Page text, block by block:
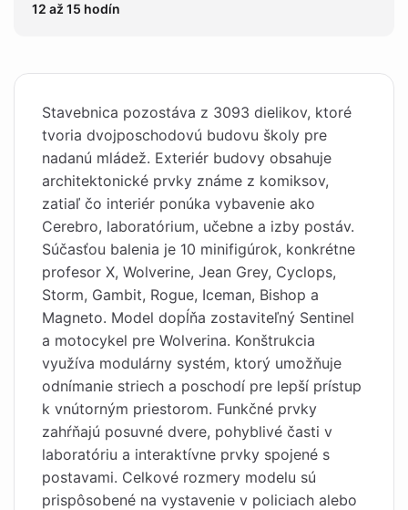
12 až 15 hodín
Stavebnica pozostáva z 3093 dielikov, ktoré
tvoria dvojposchodovú budovu školy pre
nadanú mládež. Exteriér budovy obsahuje
architektonické prvky známe z komiksov,
zatiaľ čo interiér ponúka vybavenie ako
Cerebro, laboratórium, učebne a izby postáv.
Súčasťou balenia je 10 minifigúrok, konkrétne
profesor X, Wolverine, Jean Grey, Cyclops,
Storm, Gambit, Rogue, Iceman, Bishop a
Magneto. Model dopĺňa zostaviteľný Sentinel
a motocykel pre Wolverina. Konštrukcia
využíva modulárny systém, ktorý umožňuje
odnímanie striech a poschodí pre lepší prístup
k vnútorným priestorom. Funkčné prvky
zahŕňajú posuvné dvere, pohyblivé časti v
laboratóriu a interaktívne prvky spojené s
postavami. Celkové rozmery modelu sú
prispôsobené na vystavenie v policiach alebo